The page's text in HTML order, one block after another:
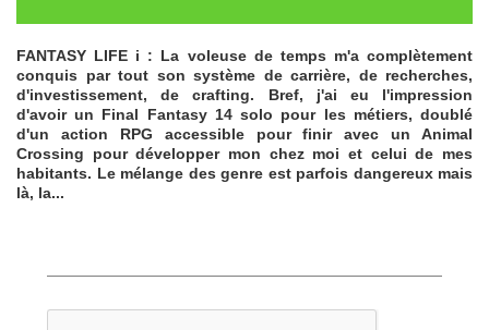
FANTASY LIFE i : La voleuse de temps m'a complètement
conquis par tout son système de carrière, de recherches,
d'investissement, de crafting. Bref, j'ai eu l'impression
d'avoir un Final Fantasy 14 solo pour les métiers, doublé
d'un action RPG accessible pour finir avec un Animal
Crossing pour développer mon chez moi et celui de mes
habitants. Le mélange des genre est parfois dangereux mais
là, la...